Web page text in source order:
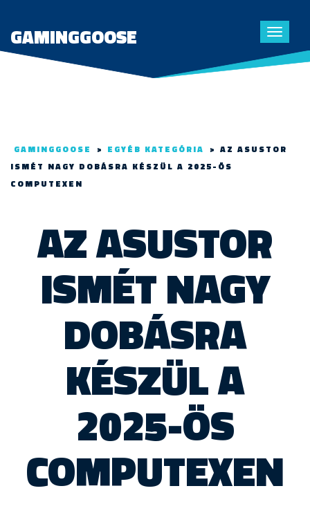
Toggle
GAMINGGOOSE
GAMINGGOOSE > EGYÉB KATEGÓRIA > AZ ASUSTOR
ISMÉT NAGY DOBÁSRA KÉSZÜL A 2025-ÖS
COMPUTEXEN
AZ ASUSTOR
ISMÉT NAGY
DOBÁSRA
KÉSZÜL A
2025-ÖS
COMPUTEXEN